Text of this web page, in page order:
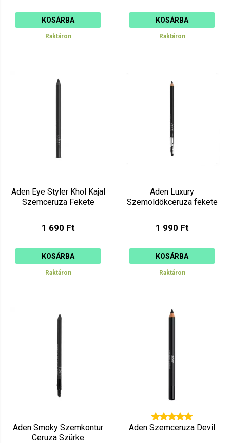
KOSÁRBA
Raktáron
KOSÁRBA
Raktáron
Aden Eye Styler Khol Kajal
Szemceruza Fekete
1 690 Ft
KOSÁRBA
Raktáron
Aden Luxury
Szemöldökceruza fekete
1 990 Ft
KOSÁRBA
Raktáron
Aden Smoky Szemkontur
Ceruza Szürke
Aden Szemceruza Devil